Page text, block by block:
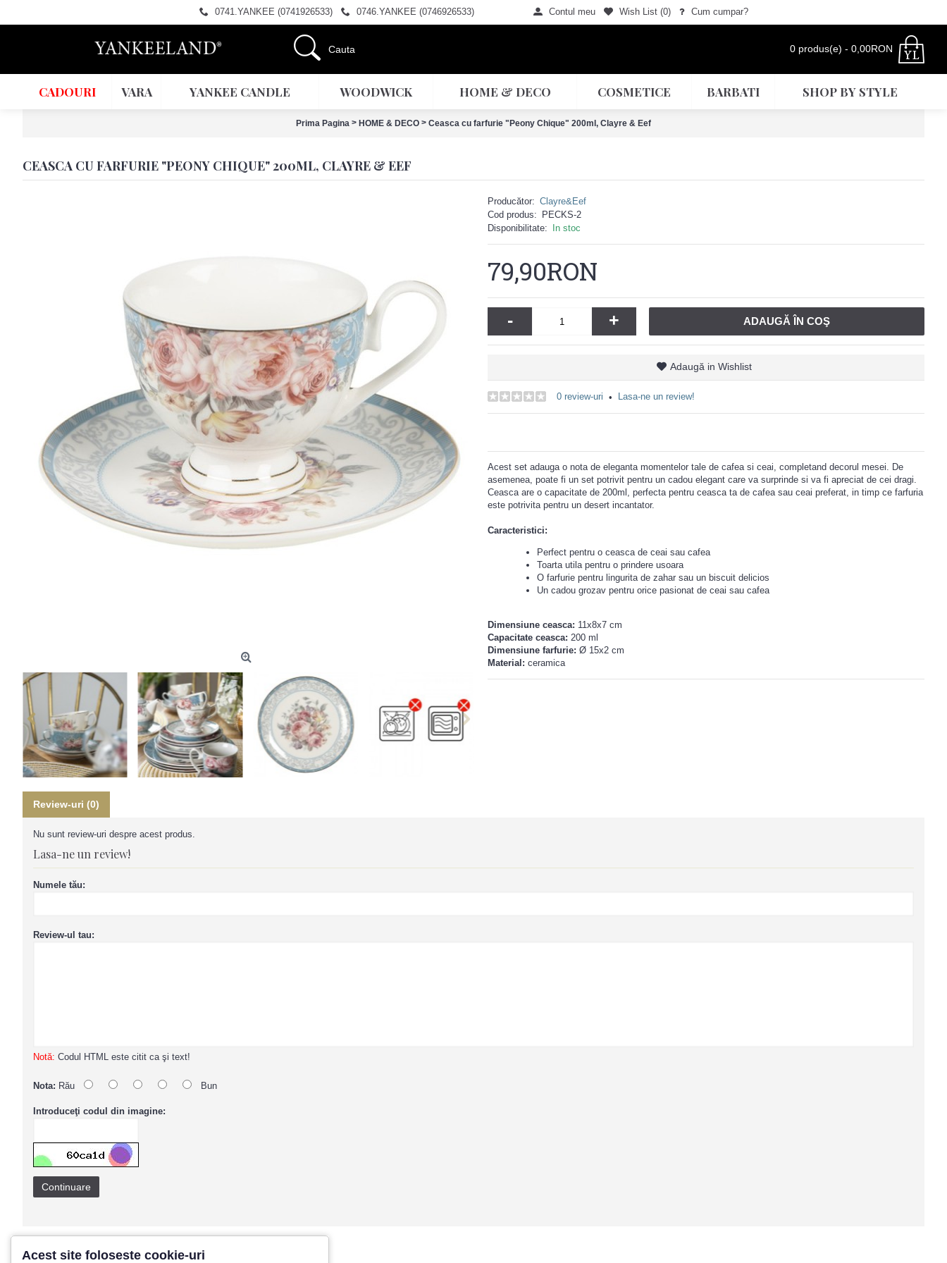
0741.YANKEE (0741926533) 0746.YANKEE (0746926533) Contul meu Wish List (0) Cum cumpar?
0 produs(e) - 0,00RON
CADOURI VARA YANKEE CANDLE WOODWICK HOME & DECO COSMETICE BARBATI SHOP BY STYLE
Prima Pagina > HOME & DECO > Ceasca cu farfurie "Peony Chique" 200ml, Clayre & Eef
CEASCA CU FARFURIE "PEONY CHIQUE" 200ML, CLAYRE & EEF
Producător: Clayre&Eef
Cod produs:
PECKS-2
Disponibilitate:
In stoc
79,90RON
- + ADAUGĂ ÎN COŞ
Adaugă in Wishlist
0 review-uri • Lasa-ne un review!
Acest set adauga o nota de eleganta momentelor tale de cafea si ceai, completand decorul mesei. De
asemenea, poate fi un set potrivit pentru un cadou elegant care va surprinde si va fi apreciat de cei dragi.
Ceasca are o capacitate de 200ml, perfecta pentru ceasca ta de cafea sau ceai preferat, in timp ce farfuria
este potrivita pentru un desert incantator.
Caracteristici:
Perfect pentru o ceasca de ceai sau cafea
Toarta utila pentru o prindere usoara
O farfurie pentru lingurita de zahar sau un biscuit delicios
Un cadou grozav pentru orice pasionat de ceai sau cafea
Dimensiune ceasca: 11x8x7 cm
Capacitate ceasca: 200 ml
Dimensiune farfurie: Ø 15x2 cm
Material: ceramica
Review-uri (0)
Nu sunt review-uri despre acest produs.
Lasa-ne un review!
Numele tău:
Review-ul tau:
Notă: Codul HTML este citit ca şi text!
Nota: Rău Bun
Introduceţi codul din imagine:
Continuare
Acest site foloseste cookie-uri